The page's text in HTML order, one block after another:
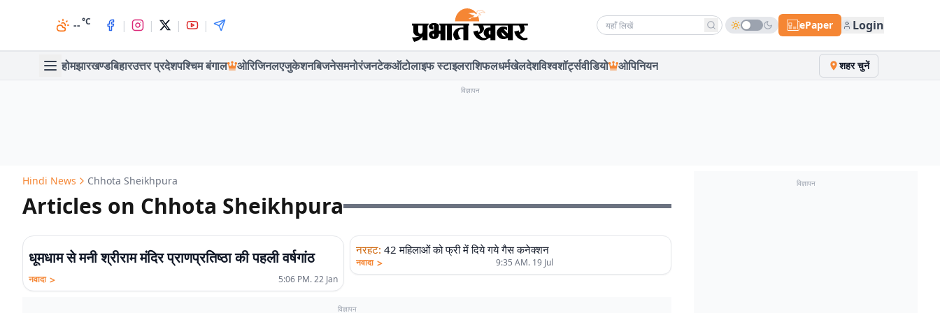
--°C | | | | Search news ePaper Login
होमझारखण्डबिहारउत्तर प्रदेशपश्चिम बंगाल ओरिजिनलएजुकेशनबिजनेसमनोरंजनटेकऑटोलाइफ स्टाइलराशिफलधर्मखेलदेशविश्वशॉर्ट्सवीडियो ओपिनियन शहर चुनें
विज्ञापन
Hindi News Chhota Sheikhpura
Articles on Chhota Sheikhpura
धूमधाम से मनी श्रीराम मंदिर प्राणप्रतिष्ठा की पहली वर्षगांठ
नवादा > 5:06 PM. 22 Jan
नरहट: 42 महिलाओं को फ्री में दिये गये गैस कनेक्शन
नवादा > 9:35 AM. 19 Jul
विज्ञापन
विज्ञापन